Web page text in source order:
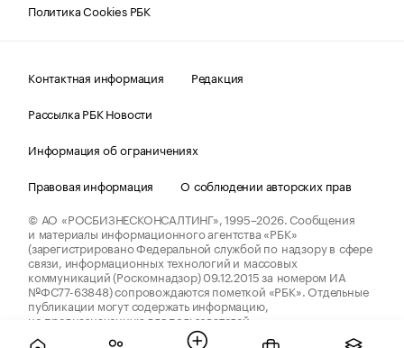
Политика Cookies РБК
Контактная информация
Редакция
Рассылка РБК Новости
Информация об ограничениях
Правовая информация
О соблюдении авторских прав
© АО «РОСБИЗНЕСКОНСАЛТИНГ»,1995–2026.Сообщения
и материалы информационного агентства «РБК»
(зарегистрировано Федеральной службой по надзору в сфере
связи, информационных технологий и массовых
коммуникаций (Роскомнадзор) 09.12.2015 за номером ИА
№ФС77-63848) сопровождаются пометкой «РБК». Отдельные
публикации могут содержать информацию,
не предназначенную для пользователей
до 18 лет.
companycardsfeedback@rbc.ru